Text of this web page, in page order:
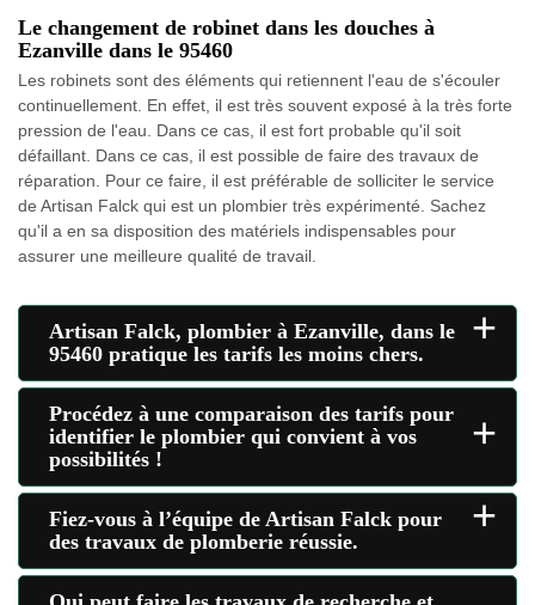
Le changement de robinet dans les douches à
Ezanville dans le 95460
Les robinets sont des éléments qui retiennent l'eau de s'écouler
continuellement. En effet, il est très souvent exposé à la très forte
pression de l'eau. Dans ce cas, il est fort probable qu'il soit
défaillant. Dans ce cas, il est possible de faire des travaux de
réparation. Pour ce faire, il est préférable de solliciter le service
de Artisan Falck qui est un plombier très expérimenté. Sachez
qu'il a en sa disposition des matériels indispensables pour
assurer une meilleure qualité de travail.
Artisan Falck, plombier à Ezanville, dans le
95460 pratique les tarifs les moins chers.
+
Procédez à une comparaison des tarifs pour
identifier le plombier qui convient à vos
possibilités !
+
Fiez-vous à l’équipe de Artisan Falck pour
des travaux de plomberie réussie.
+